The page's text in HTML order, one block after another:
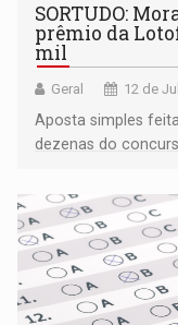
SORTUDO:
prêmio da
mil
Geral 12 de
Aposta simples
dezenas do